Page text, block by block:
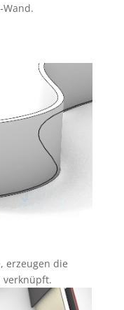
Wand.
erzeugen die
verknüpft.